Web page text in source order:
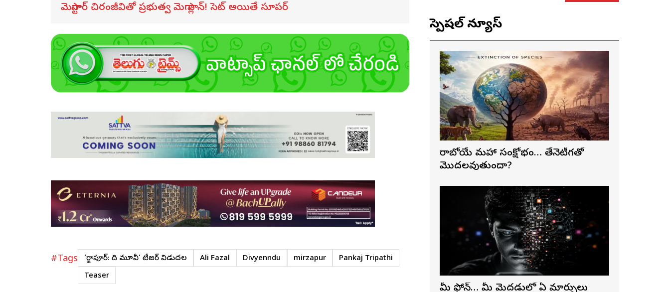
మెగాస్టార్ చిరంజీవితో ప్రభుత్వ మెగా ప్లాన్! సెట్ అయితే సూపర్
#Tags ‘మిర్జాపూర్: ది మూవీ’ టీజర్ విడుదల Ali Fazal Divyenndu mirzapur
Pankaj Tripathi
Teaser
స్పెషల్ న్యూస్
రాబోయే మహా సంక్షోభం… తేనెటీగతో
మొదలవుతుందా?
మీ ఫోన్… మీ మెదడులో ఏ మార్పులు